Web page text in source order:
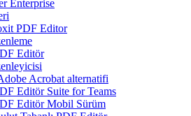
Enterprise
PDF Editor
Editör
Acrobat alternatifi
Editör Suite for Teams
Editör Mobil Sürüm